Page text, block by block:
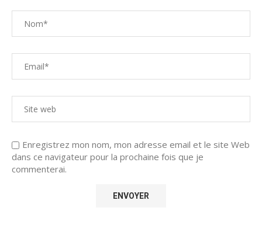
Enregistrez mon nom, mon adresse email et le site Web
dans ce navigateur pour la prochaine fois que je
commenterai.